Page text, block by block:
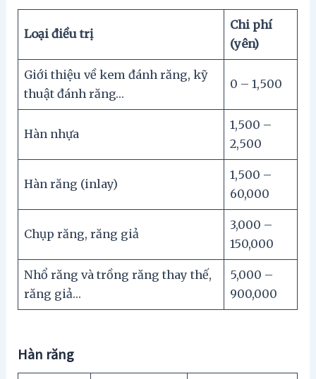
Loại điều trị
Chi phí
(yên)
Giới thiệu về kem đánh răng, kỹ
thuật đánh răng…
0 – 1,500
Hàn nhựa
1,500 –
2,500
Hàn răng (inlay)
1,500 –
60,000
Chụp răng, răng giả
3,000 –
150,000
Nhổ răng và trồng răng thay thế,
răng giả…
5,000 –
900,000
Hàn răng